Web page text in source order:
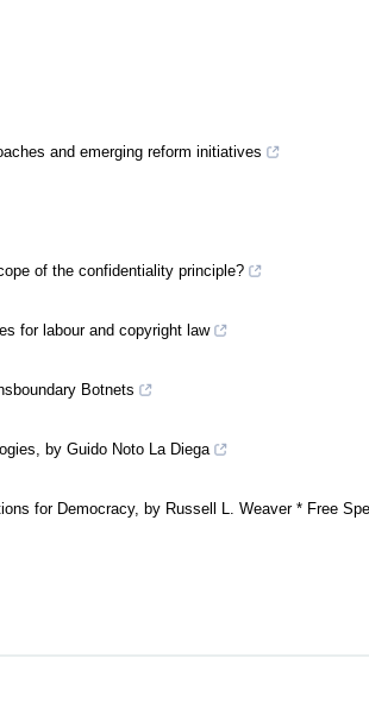
and emerging reform initiatives
of the confidentiality principle?
for labour and copyright law
Botnets
by Guido Noto La Diega
for Democracy, by Russell L. Weaver * Free